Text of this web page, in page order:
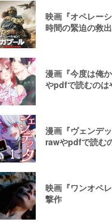
映画『オペレー
時間の緊迫の救
漫画『今度は俺
やpdfで読むのは
漫画『ヴェンデ
rawやpdfで読む
映画『ワンオペ
撃作